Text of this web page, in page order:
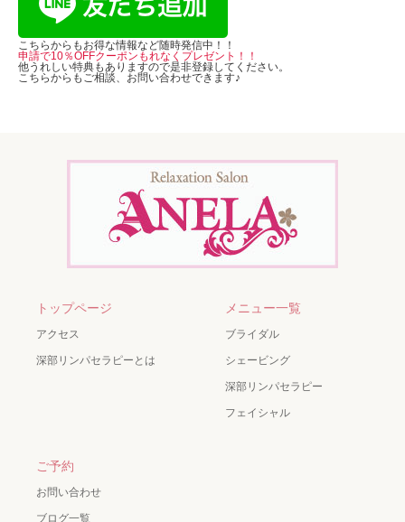
こちらからもお得な情報など随時発信中！！
申請で10％OFFクーポンもれなくプレゼント！！
他うれしい特典もありますので是非登録してください。
こちらからもご相談、お問い合わせできます♪
トップページ
アクセス
深部リンパセラピーとは
メニュー一覧
ブライダル
シェービング
深部リンパセラピー
フェイシャル
ご予約
お問い合わせ
ブログ一覧